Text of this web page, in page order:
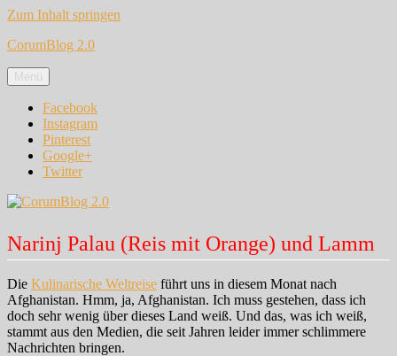
Zum Inhalt springen
CorumBlog 2.0
Menü
Facebook
Instagram
Pinterest
Google+
Twitter
Narinj Palau (Reis mit Orange) und Lamm
Die Kulinarische Weltreise führt uns in diesem Monat nach
Afghanistan. Hmm, ja, Afghanistan. Ich muss gestehen, dass ich
doch sehr wenig über dieses Land weiß. Und das, was ich weiß,
stammt aus den Medien, die seit Jahren leider immer schlimmere
Nachrichten bringen.